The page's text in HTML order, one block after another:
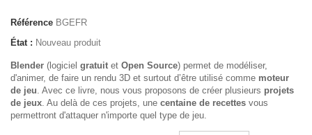
Référence BGEFR
État : Nouveau produit
Blender (logiciel gratuit et Open Source) permet de modéliser,
d'animer, de faire un rendu 3D et surtout d’être utilisé comme moteur
de jeu. Avec ce livre, nous vous proposons de créer plusieurs projets
de jeux. Au delà de ces projets, une centaine de recettes vous
permettront d'attaquer n'importe quel type de jeu.